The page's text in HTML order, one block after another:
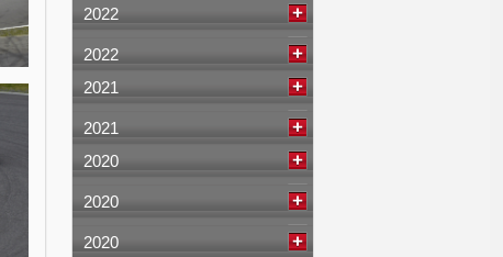
2022
2022
2021
2021
2020
2020
2020